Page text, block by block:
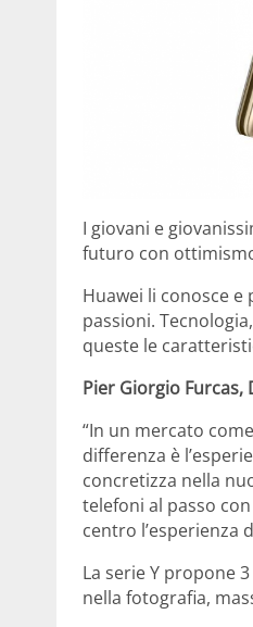
I giovani e
futuro con
Huawei li conosce
passioni.
queste le
Pier Giorgio Furcas,
“In un mercato
differenza è
concretizza nella
telefoni al passo
centro l’esperienza
La serie Y propone
nella fotografia,